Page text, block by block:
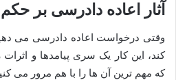
آثار اعاده دادرسی بر
وقتی درخواست اعاده دادرسی می
کند، این کار یک سری پیامدها و
که مهم ترین آن ها را با هم مرور می